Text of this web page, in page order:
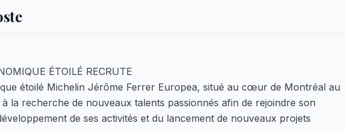
ÉTOILÉ RECRUTE
étoilé Michelin Jérôme Ferrer Europea, situé au cœur de Montréal au
la recherche de nouveaux talents passionnés afin de rejoindre son
de ses activités et du lancement de nouveaux projets